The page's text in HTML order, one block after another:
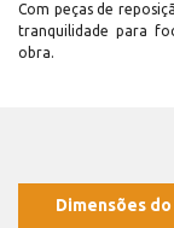
Com peças de
tranquilidade para
obra.
Dimensões